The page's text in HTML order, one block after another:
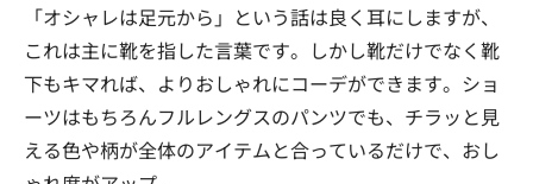
「オシャレは足元から」という話は良く耳にしますが、
これは主に靴を指した言葉です。しかし靴だけでなく靴
下もキマれば、よりおしゃれにコーデができます。ショ
ーツはもちろんフルレングスのパンツでも、チラッと見
える色や柄が全体のアイテムと合っているだけで、おし